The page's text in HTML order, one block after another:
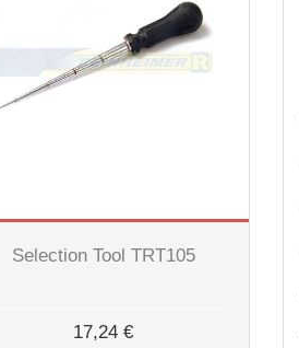
Selection Tool TRT105
17,24 €